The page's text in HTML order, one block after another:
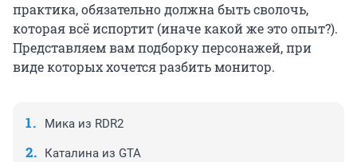
практика, обязательно должна быть сволочь,
которая всё испортит (иначе какой же это опыт?).
Представляем вам подборку персонажей, при
виде которых хочется разбить монитор.
Мика из RDR2
Каталина из GTA